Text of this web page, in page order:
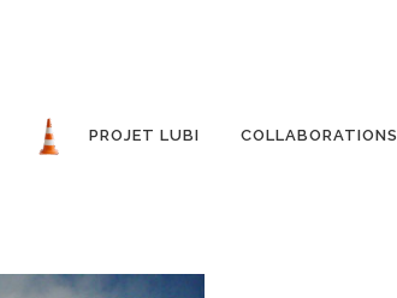
PROJET LUBI COLLABORATIONS